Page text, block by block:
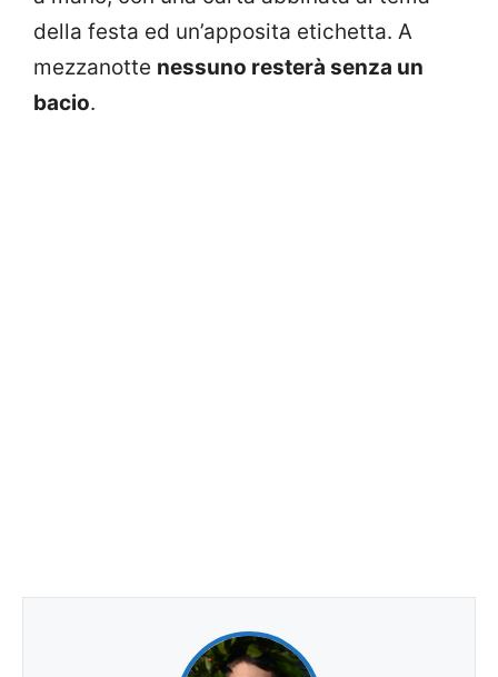
della festa ed un’apposita etichetta. A
mezzanotte nessuno resterà senza un
bacio.